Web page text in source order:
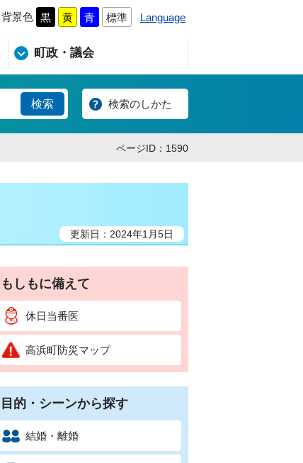
背景色 黒 黄 青 標準 Language
町政・議会
検索のしかた
ページID：1590
更新日：2024年1月5日
もしもに備えて
休日当番医
高浜町防災マップ
目的・シーンから探す
結婚・離婚